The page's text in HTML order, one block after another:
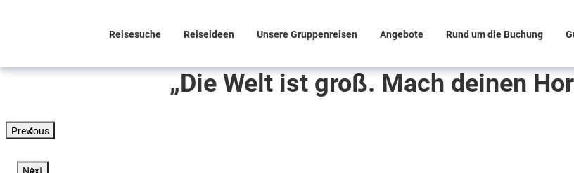
Reisesuche Reiseideen Unsere Gruppenreisen Angebote Rund um die Buchung
„Die Welt ist groß. Mach deinen
Previous
Next